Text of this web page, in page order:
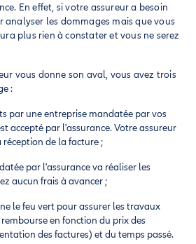
En effet, si votre assureur a besoin
analyser les dommages mais que vous
plus rien à constater et vous ne serez
vous donne son aval, vous avez trois
:
par une entreprise mandatée par vos
accepté par l'assurance. Votre assureur
de la facture ;
par l'assurance va réaliser les
aucun frais à avancer ;
le feu vert pour assurer les travaux
en fonction du prix des
des factures) et du temps passé.